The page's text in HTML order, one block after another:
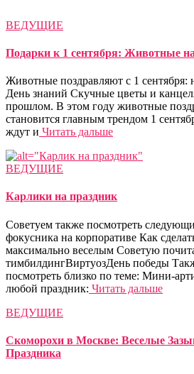
ВЕДУЩИЕ
Подарки к 1 сентября: Животные
Животные поздравляют с 1 сентября:
День знаний Скучные цветы и
прошлом. В этом году животные
становится главным трендом 1
ждут и Читать дальше
ВЕДУЩИЕ
Карлики на праздник
Советуем также посмотреть
фокусника на корпоративе Как
максимально веселым Советую
тимбилдингВиртуозДень победы
посмотреть близко по теме: Мини-
любой праздник: Читать дальше
ВЕДУЩИЕ
Скоморохи в Москве: Веселые
Праздника